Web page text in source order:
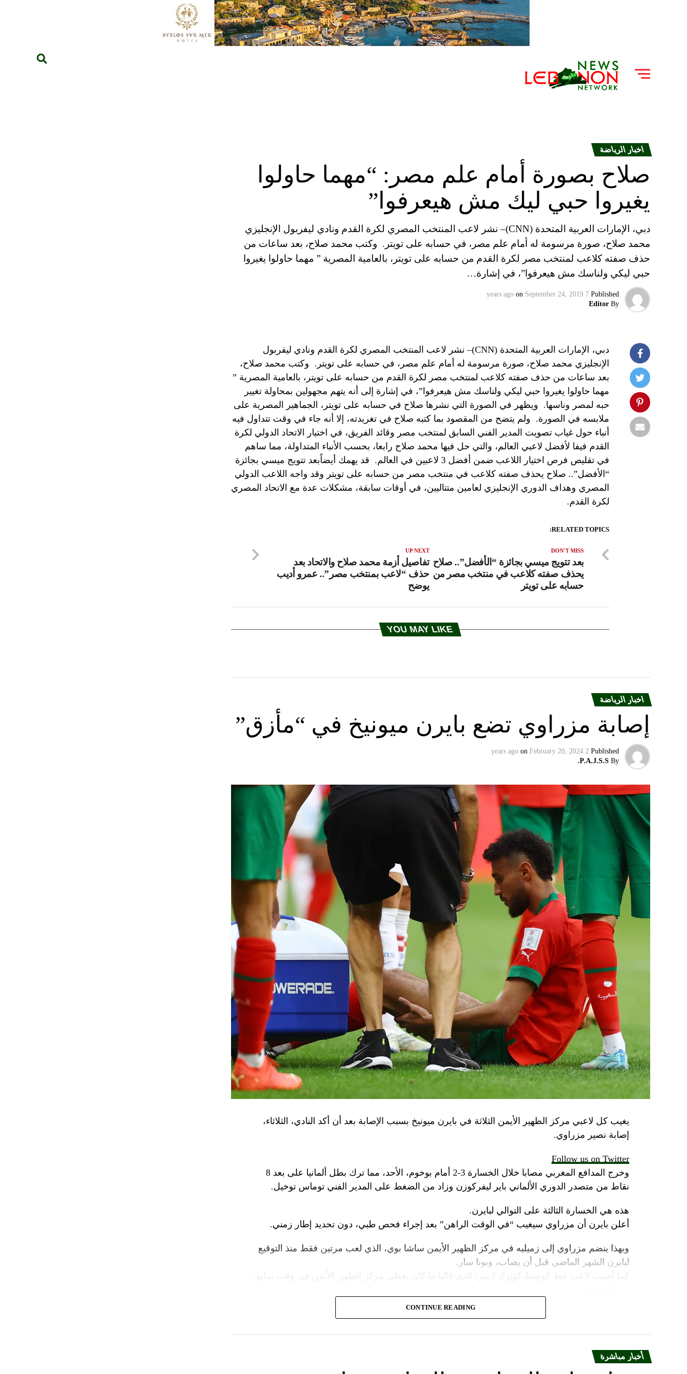
اخبار الرياضة
صلاح بصورة أمام علم مصر: “مهما حاولوا
يغيروا حبي ليك مش هيعرفوا”
دبي، الإمارات العربية المتحدة (CNN)– نشر لاعب المنتخب المصري لكرة القدم ونادي ليفربول الإنجليزي
محمد صلاح، صورة مرسومة له أمام علم مصر، في حسابه على تويتر. وكتب محمد صلاح، بعد ساعات من
حذف صفته كلاعب لمنتخب مصر لكرة القدم من حسابه على تويتر، بالعامية المصرية ” مهما حاولوا يغيروا
حبي ليكي ولناسك مش هيعرفوا”، في إشارة…
Published
7 years ago
on September 24, 2019
By
Editor
دبي، الإمارات العربية المتحدة (CNN)– نشر لاعب المنتخب المصري لكرة القدم ونادي ليفربول
الإنجليزي محمد صلاح، صورة مرسومة له أمام علم مصر، في حسابه على تويتر. وكتب محمد صلاح،
بعد ساعات من حذف صفته كلاعب لمنتخب مصر لكرة القدم من حسابه على تويتر، بالعامية المصرية ”
مهما حاولوا يغيروا حبي ليكي ولناسك مش هيعرفوا”، في إشارة إلى أنه يتهم مجهولين بمحاولة تغيير
حبه لمصر وناسها. ويظهر في الصورة التي نشرها صلاح في حسابه على تويتر، الجماهير المصرية على
ملابسه في الصورة. ولم يتضح من المقصود بما كتبه صلاح في تغريدته، إلا أنه جاء في وقت تتداول فيه
أنباء حول غياب تصويت المدير الفني السابق لمنتخب مصر وقائد الفريق، في اختيار الاتحاد الدولي لكرة
القدم فيفا لأفضل لاعبي العالم، والتي حل فيها محمد صلاح رابعا، بحسب الأنباء المتداولة، مما ساهم
في تقليص فرص اختيار اللاعب ضمن أفضل 3 لاعبين في العالم. قد يهمك أيضاًبعد تتويج ميسي بجائزة
“الأفضل”.. صلاح يحذف صفته كلاعب في منتخب مصر من حسابه على تويتر وقد واجه اللاعب الدولي
المصري وهداف الدوري الإنجليزي لعامين متتاليين، في أوقات سابقة، مشكلات عدة مع الاتحاد المصري
لكرة القدم.
RELATED TOPICS:
UP NEXT
تفاصيل أزمة محمد صلاح والاتحاد بعد
حذف “لاعب بمنتخب مصر”.. عمرو أديب
يوضح
DON'T MISS
بعد تتويج ميسي بجائزة “الأفضل”.. صلاح
يحذف صفته كلاعب في منتخب مصر من
حسابه على تويتر
YOU MAY LIKE
اخبار الرياضة
إصابة مزراوي تضع بايرن ميونيخ في “مأزق”
Published
2 years ago
on February 20, 2024
By
P.A.J.S.S.
يغيب كل لاعبي مركز الظهير الأيمن الثلاثة في بايرن ميونيخ بسبب الإصابة بعد أن أكد النادي، الثلاثاء،
إصابة نصير مزراوي.
Follow us on Twitter
وخرج المدافع المغربي مصابا خلال الخسارة 3-2 أمام بوخوم، الأحد، مما ترك بطل ألمانيا على بعد 8
نقاط من متصدر الدوري الألماني باير ليفركوزن وزاد من الضغط على المدير الفني توماس توخيل.
هذه هي الخسارة الثالثة على التوالي لبايرن.
أعلن بايرن أن مزراوي سيغيب “في الوقت الراهن” بعد إجراء فحص طبي، دون تحديد إطار زمني.
وبهذا ينضم مزراوي إلى زميليه في مركز الظهير الأيمن ساشا بوي، الذي لعب مرتين فقط منذ التوقيع
لبايرن الشهر الماضي قبل أن يصاب، وبونا سار.
قد يعني ذلك أن إريك داير، الذي انضم إلى بايرن على سبيل الإعارة من توتنهام الشهر الماضي، قد
يطلب منه شغل دور الظهير الأيمن.
CONTINUE READING
أخبار مباشرة